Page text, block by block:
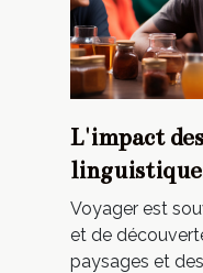
L'impact
Voyager est
et de
paysages et